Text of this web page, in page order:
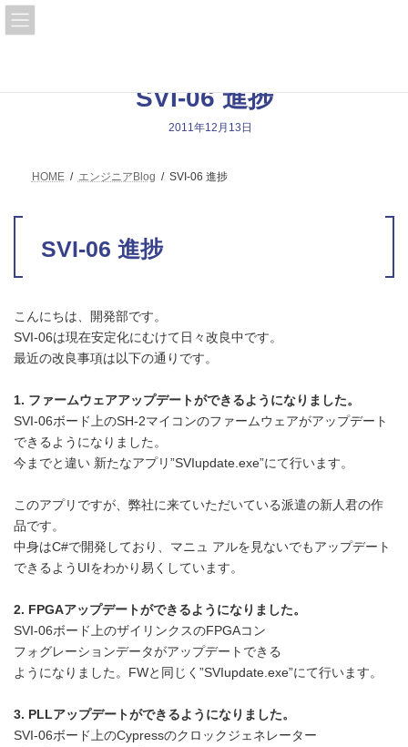
コ
ン
テ
ナ
ビ
ゲ
SVI-06 進捗
2011年12月13日
HOME エンジニアBlog SVI-06 進捗
SVI-06 進捗
こんにちは、開発部です。
SVI-06は現在安定化にむけて日々改良中です。
最近の改良事項は以下の通りです。
1. ファームウェアアップデートができるようになりました。
SVI-06ボード上のSH-2マイコンのファームウェアがアップデート
できるようになりました。
今までと違い 新たなアプリ”SVIupdate.exe”にて行います。
このアプリですが、弊社に来ていただいている派遣の新人君の作
品です。
中身はC#で開発しており、マニュ アルを見ないでもアップデート
できるようUIをわかり易くしています。
2. FPGAアップデートができるようになりました。
SVI-06ボード上のザイリンクスのFPGAコン
フォグレーションデータがアップデートできる
ようになりました。FWと同じく”SVIupdate.exe”にて行います。
3. PLLアップデートができるようになりました。
SVI-06ボード上のCypressのクロックジェネレーター